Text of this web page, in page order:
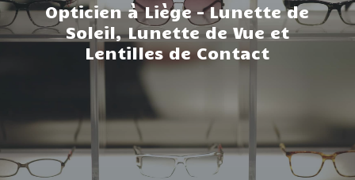
Opticien à Liège – Lunette de
Soleil, Lunette de Vue et
Lentilles de Contact